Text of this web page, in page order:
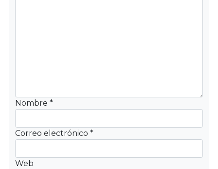
Nombre *
Correo electrónico *
Web